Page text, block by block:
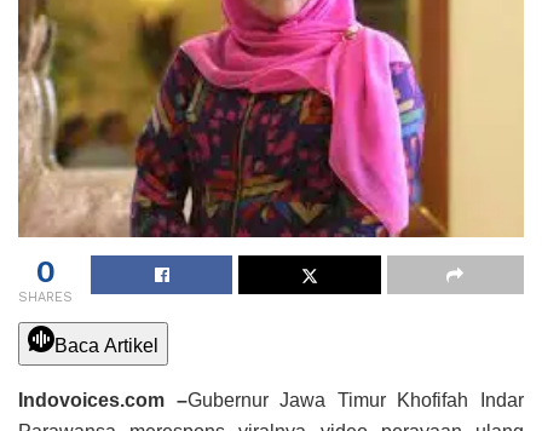
0
SHARES
Baca Artikel
Indovoices.com –Gubernur Jawa Timur Khofifah Indar